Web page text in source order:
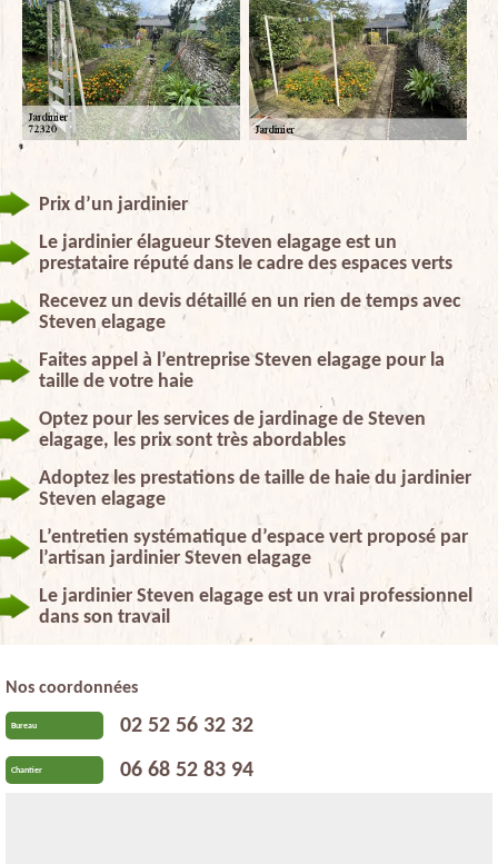
Prix d’un jardinier
Le jardinier élagueur Steven elagage est un
prestataire réputé dans le cadre des espaces verts
Recevez un devis détaillé en un rien de temps avec
Steven elagage
Faites appel à l’entreprise Steven elagage pour la
taille de votre haie
Optez pour les services de jardinage de Steven
elagage, les prix sont très abordables
Adoptez les prestations de taille de haie du jardinier
Steven elagage
L’entretien systématique d’espace vert proposé par
l’artisan jardinier Steven elagage
Le jardinier Steven elagage est un vrai professionnel
dans son travail
Nos coordonnées
Bureau 02 52 56 32 32
Chantier 06 68 52 83 94